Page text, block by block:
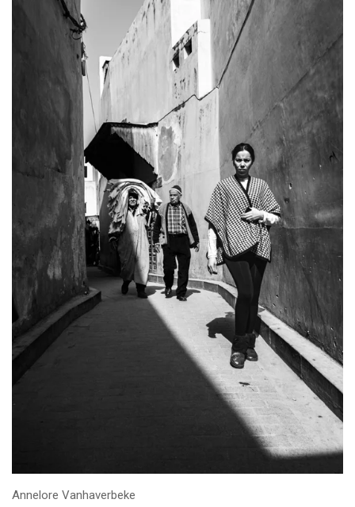
Annelore Vanhaverbeke